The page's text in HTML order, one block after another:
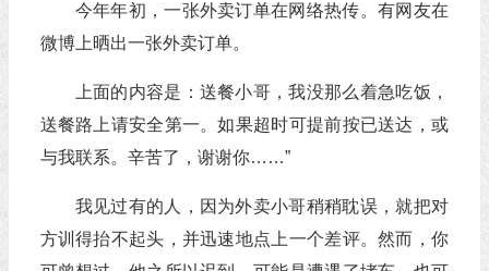
今年年初，一张外卖订单在网络热传。有网友在
微博上晒出一张外卖订单。
上面的内容是：送餐小哥，我没那么着急吃饭，
送餐路上请安全第一。如果超时可提前按已送达，或
与我联系。辛苦了，谢谢你……”
我见过有的人，因为外卖小哥稍稍耽误，就把对
方训得抬不起头，并迅速地点上一个差评。然而，你